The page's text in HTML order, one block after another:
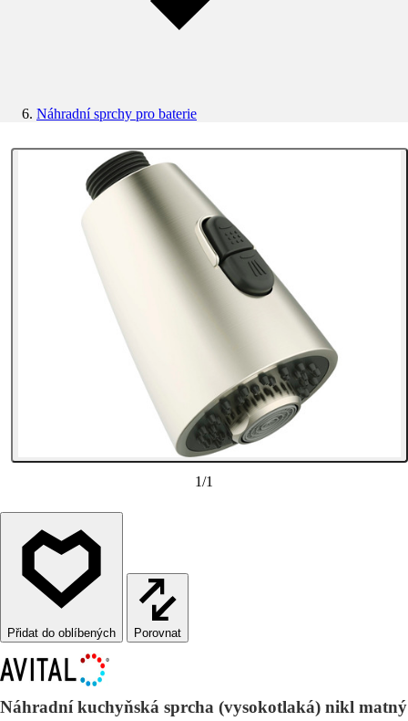
Náhradní sprchy pro baterie
1/1
Porovnat
Náhradní kuchyňská sprcha (vysokotlaká) nikl matný